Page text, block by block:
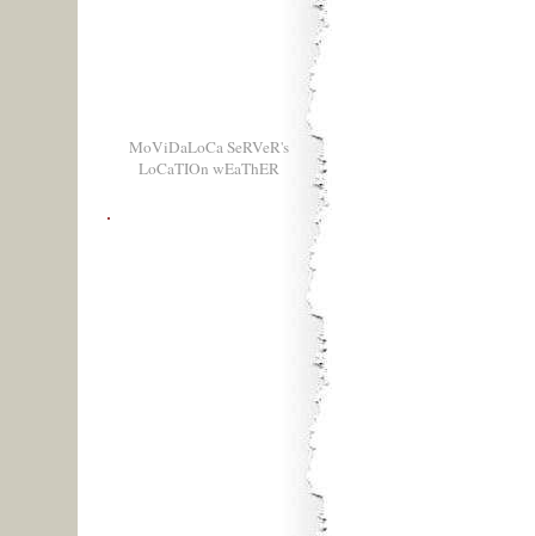
MoViDaLoCa SeRVeR's
LoCaTIOn wEaThER